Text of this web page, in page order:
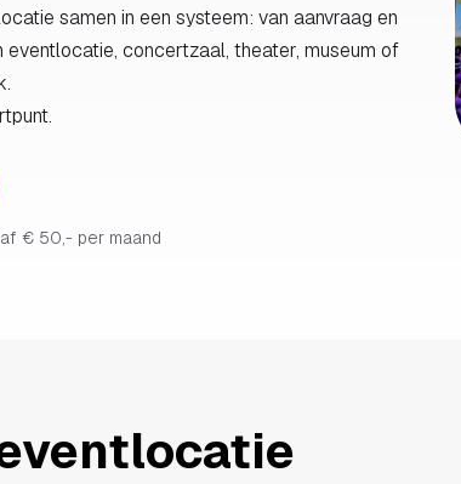
samen in een systeem: van aanvraag en
concertzaal, theater, museum of
€ 50,- per maand